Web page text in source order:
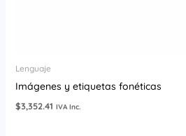
Lenguaje
Imágenes y etiquetas fonéticas
$3,352.41 IVA Inc.